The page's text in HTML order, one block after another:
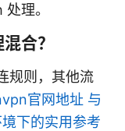
理。
合？
规则，其他流
官网地址 与
下的实用参考